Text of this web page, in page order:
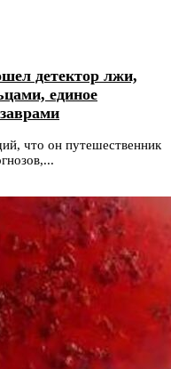
детектор лжи,
единое
что он путешественник